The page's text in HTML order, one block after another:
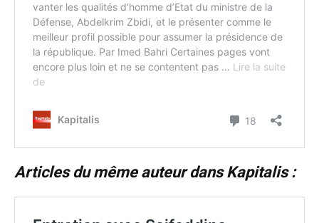
Articles du même auteur dans Kapitalis :